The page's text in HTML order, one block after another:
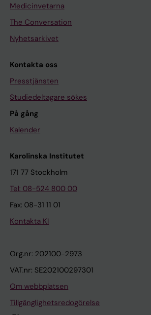
Medicinvetarna
The Conversation
Nyhetsarkivet
Kontakta oss
Presstjänsten
Studiedeltagare sökes
På gång
Kalender
Karolinska Institutet
171 77 Stockholm
Tel: 08-524 800 00
Fax: 08-31 11 01
Kontakta KI
Org.nr: 202100-2973
VAT.nr: SE202100297301
Om webbplatsen
Tillgänglighetsredogörelse